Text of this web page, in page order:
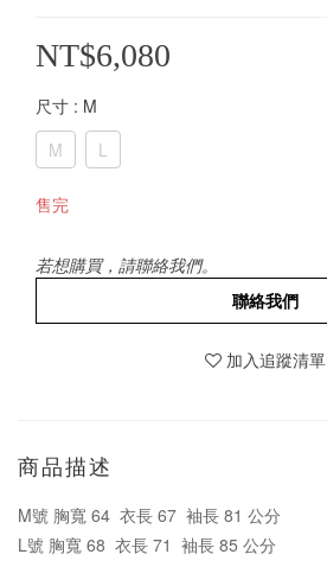
NT$6,080
尺寸 : M
M
L
售完
若想購買，請聯絡我們。
聯絡我們
加入追蹤清單
商品描述
M號 胸寬 64 衣長 67 袖長 81 公分
L號 胸寬 68 衣長 71 袖長 85 公分